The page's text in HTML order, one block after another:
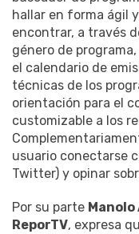
hallar en forma ágil
encontrar, a través
género de
el calendario de
técnicas de los
orientación para el
customizable a los
usuario conectarse
Twitter) y opinar
Por su parte
ReporTV, expresa